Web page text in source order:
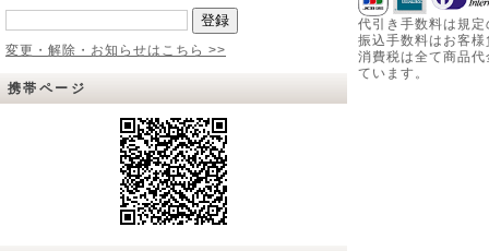
変更・解除・お知らせはこちら >>
携帯ページ
代引き手数料は規
振込手数料はお客
消費税は全て商品
ています。